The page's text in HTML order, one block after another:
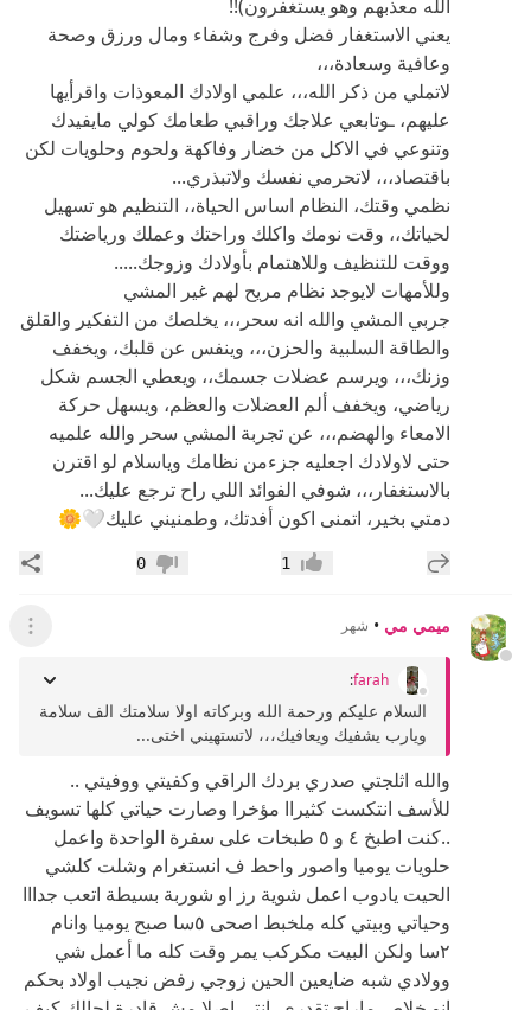
الله معذبهم وهو يستغفرون)!!
يعني الاستغفار فضل وفرج وشفاء ومال ورزق وصحة
وعافية وسعادة،،،
لاتملي من ذكر الله،،، علمي اولادك المعوذات واقرأيها
عليهم، ـوتابعي علاجك وراقبي طعامك كولي مايفيدك
وتنوعي في الاكل من خضار وفاكهة ولحوم وحلويات لكن
باقتصاد،،، لاتحرمي نفسك ولاتبذري...
نظمي وقتك، النظام اساس الحياة،، التنظيم هو تسهيل
لحياتك،، وقت نومك واكلك وراحتك وعملك ورياضتك
ووقت للتنظيف وللاهتمام بأولادك وزوجك.....
وللأمهات لايوجد نظام مريح لهم غير المشي
جربي المشي والله انه سحر،،، يخلصك من التفكير والقلق
والطاقة السلبية والحزن،،، وينفس عن قلبك، ويخفف
وزنك،،، ويرسم عضلات جسمك،، ويعطي الجسم شكل
رياضي، ويخفف ألم العضلات والعظم، ويسهل حركة
الامعاء والهضم،،، عن تجربة المشي سحر والله علميه
حتى لاولادك اجعليه جزءمن نظامك وياسلام لو اقترن
بالاستغفار،،، شوفي الفوائد اللي راح ترجع عليك...
دمتي بخير، اتمنى اكون أفدتك، وطمنيني عليك🤍🌼
إضافة رد جديد إعجاب1 عدم إعجاب
0
ميمي مي • شهر عرض
farah
:
السلام عليكم ورحمة الله وبركاته اولا سلامتك الف سلامة
ويارب يشفيك ويعافيك،،، لاتستهيني اختى...
والله اثلجتي صدري بردك الراقي وكفيتي ووفيتي ..
للأسف انتكست كثيراا مؤخرا وصارت حياتي كلها تسويف
..كنت اطبخ ٤ و ٥ طبخات على سفرة الواحدة واعمل
حلويات يوميا واصور واحط ف انستغرام وشلت كلشي
الحيت يادوب اعمل شوية رز او شوربة بسيطة اتعب جدااا
وحياتي وبيتي كله ملخبط اصحى ٥سا صبح يوميا وانام
٢سا ولكن البيت مكركب يمر وقت كله ما أعمل شي
وولادي شبه ضايعين الحين زوجي رفض نجيب اولاد بحكم